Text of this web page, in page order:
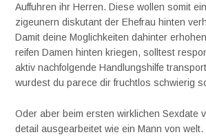
Auffuhren ihr Herren. Diese wollen somit
zigeunern diskutant der Ehefrau hinten
Damit deine Moglichkeiten dahinter
reifen Damen hinten kriegen, solltest
aktiv nachfolgende Handlungshilfe
wurdest du parece dir fruchtlos schwierig
Oder aber beim ersten wirklichen Sexdate
detail ausgearbeitet wie ein Mann von